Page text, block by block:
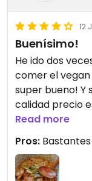
12
Buenísimo!
He ido dos
comer el
super bueno! Y
calidad precio
abundantes.
Read more
Pros: